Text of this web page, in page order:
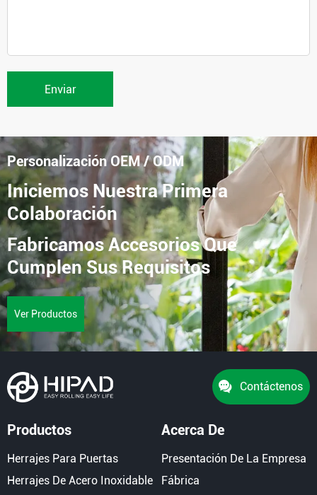
Enviar
Personalización OEM / ODM
Iniciemos Nuestra Primera
Colaboración
Fabricamos Accesorios Que
Cumplen Sus Requisitos
Ver Productos
Contáctenos
Productos
Herrajes Para Puertas
Herrajes De Acero Inoxidable
Acerca De
Presentación De La Empresa
Fábrica